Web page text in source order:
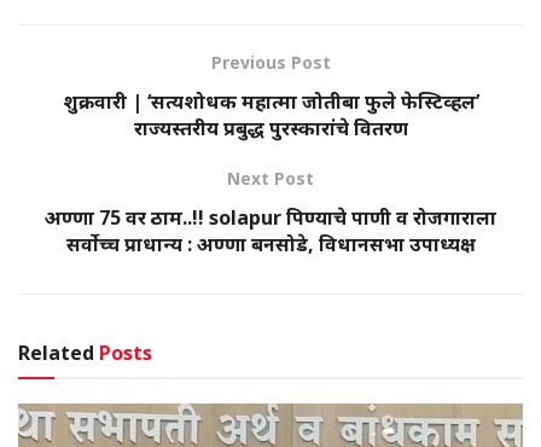
Previous Post
शुक्रवारी | ‘सत्यशोधक महात्मा जोतीबा फुले फेस्टिव्हल’
राज्यस्तरीय प्रबुद्ध पुरस्कारांचे वितरण
Next Post
अण्णा 75 वर ठाम..!! solapur पिण्याचे पाणी व रोजगाराला
सर्वोच्च प्राधान्य : अण्णा बनसोडे, विधानसभा उपाध्यक्ष
Related Posts